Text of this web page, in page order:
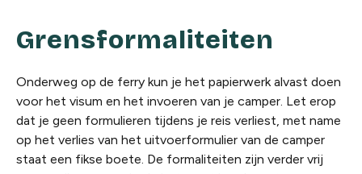
Grensformaliteiten
Onderweg op de ferry kun je het papierwerk alvast doen
voor het visum en het invoeren van je camper. Let erop
dat je geen formulieren tijdens je reis verliest, met name
op het verlies van het uitvoerformulier van de camper
staat een fikse boete. De formaliteiten zijn verder vrij